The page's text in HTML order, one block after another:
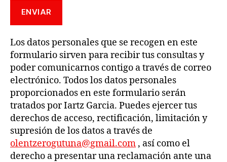
Los datos personales que se recogen en este
formulario sirven para recibir tus consultas y
poder comunicarnos contigo a través de correo
electrónico. Todos los datos personales
proporcionados en este formulario serán
tratados por Iartz Garcia. Puedes ejercer tus
derechos de acceso, rectificación, limitación y
supresión de los datos a través de
olentzerogutuna@gmail.com , así como el
derecho a presentar una reclamación ante una